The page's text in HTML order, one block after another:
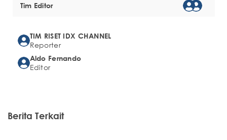
Tim Editor
TIM RISET IDX CHANNEL
Reporter
Aldo Fernando
Editor
Berita Terkait